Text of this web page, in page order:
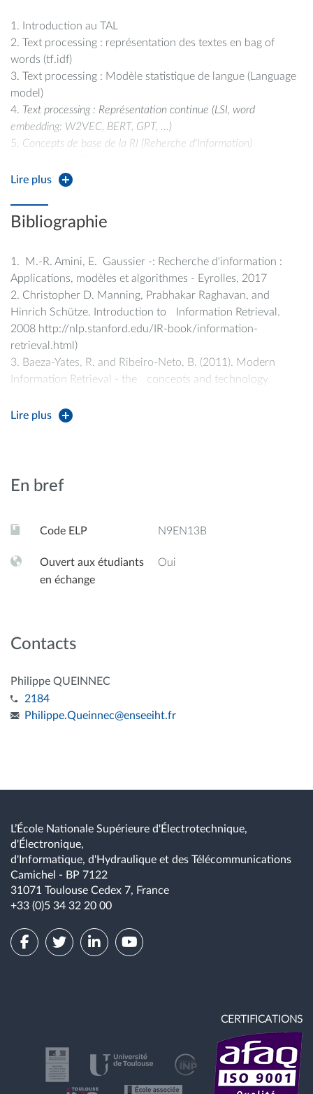
utilisateurs. Une attention particulière sera portée aux
avancées récentes en deep learning appliquées à la
recherche d'information, ainsi qu'à l'utilisation des modèles
de langage pré-entraînés (LLMs) dans diverses applications.
La partie pratique du cours permettra aux étudiants de
travailler sur différentes approches de représentation des
comment exploiter les
utiliser des plateformes comme
implémenter des systèmes de
Introduction au TAL
Text processing : représentation des textes en bag of
words (tf.idf)
Text processing : Modèle statistique de langue (Language
model)
Text processing : Représentation continue (LSI, word
embedding: W2VEC, BERT, GPT, ...)
Concepts de base de la RI (Reherche d'Information)
Modèles de RI basés sur les LLM
Lire plus
Bibliographie
M.-R. Amini, E. Gaussier -: Recherche d'information :
Applications, modèles et algorithmes - Eyrolles, 2017
Christopher D. Manning, Prabhakar Raghavan, and
Hinrich Schütze. Introduction to Information Retrieval.
2008 http://nlp.stanford.edu/IR-book/information-
retrieval.html)
Baeza-Yates, R. and Ribeiro-Neto, B. (2011). Modern
Information Retrieval - the concepts and technology
Ricardo Baeza-Yates and Berthier Ribeiro-Neto. Modern
Lire plus
En bref
Code ELP N9EN13B
Ouvert aux étudiants
en échange
Oui
Contacts
Philippe QUEINNEC
2184
Philippe.Queinnec@enseeiht.fr
L’École Nationale Supérieure d'Électrotechnique,
d'Électronique,
d'Informatique, d'Hydraulique et des Télécommunications
Camichel - BP 7122
31071 Toulouse Cedex 7, France
+33 (0)5 34 32 20 00
CERTIFICATIONS